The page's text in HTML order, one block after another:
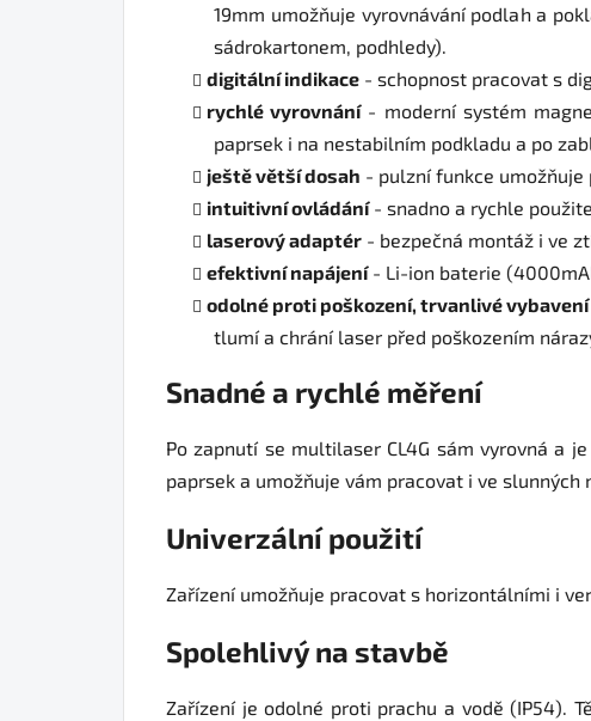
19mm umožňuje vyrovnávání podlah a
sádrokartonem, podhledy).
digitální indikace - schopnost pracovat s
rychlé vyrovnání- moderní systém
paprsek i na nestabilním podkladu a po
ještě větší dosah - pulzní funkce
intuitivní ovládání- snadno a rychle
laserový adaptér - bezpečná montáž i ve
efektivní napájení- Li-ion baterie
odolné proti poškození, trvanlivé vybavení
tlumí a chrání laser před poškozením
Snadné a rychlé měření
Po zapnutí se multilaser CL4G sám vyrovná a
paprsek a umožňuje vám pracovat i ve slunných
Univerzální použití
Zařízení umožňuje pracovat s horizontálními i
Spolehlivý na stavbě
Zařízení je odolné proti prachu a vodě (IP54).